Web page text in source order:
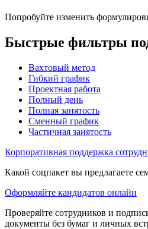
Попробуйте изменить
Быстрые фильтры
Вахтовый метод
Гибкий график
Проектная работа
Полный день
Полная занятость
Сменный график
Частичная занятость
Корпоративная поддержка
Какой соцпакет вы предлагаете
Оформляйте кандидатов онлайн
Проверяйте сотрудников и
документы без бумаг и личных